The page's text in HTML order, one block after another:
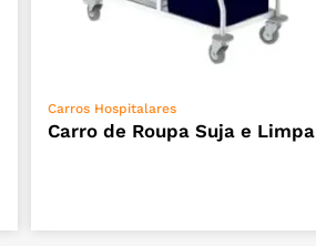
VER OPÇÕES
Carros Hospitalares
Carro de Roupa Suja e Limpa